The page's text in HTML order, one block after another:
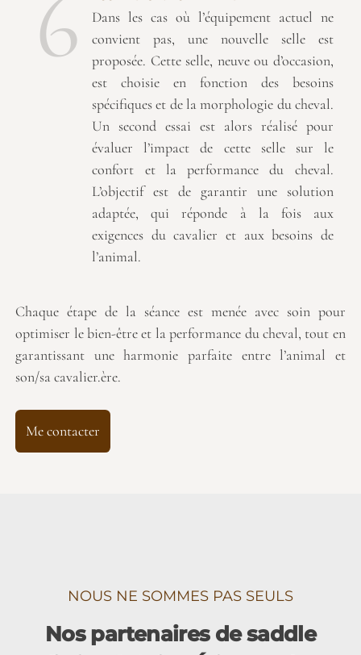
6
Dans les cas où l’équipement actuel ne
convient pas, une nouvelle selle est
proposée. Cette selle, neuve ou d’occasion,
est choisie en fonction des besoins
spécifiques et de la morphologie du cheval.
Un second essai est alors réalisé pour
évaluer l’impact de cette selle sur le
confort et la performance du cheval.
L’objectif est de garantir une solution
adaptée, qui réponde à la fois aux
exigences du cavalier et aux besoins de
l’animal.
Chaque étape de la séance est menée avec soin pour
optimiser le bien-être et la performance du cheval, tout en
garantissant une harmonie parfaite entre l’animal et
son/sa cavalier.ère.
Me contacter
NOUS NE SOMMES PAS SEULS
Nos partenaires de saddle